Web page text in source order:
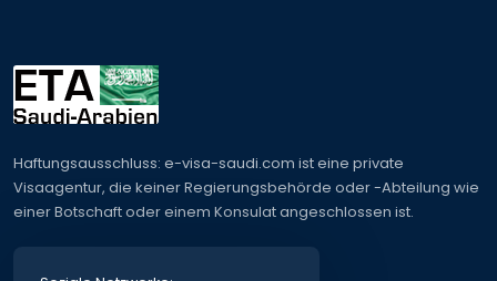
Haftungsausschluss: e-visa-saudi.com ist eine private
Visaagentur, die keiner Regierungsbehörde oder -Abteilung wie
einer Botschaft oder einem Konsulat angeschlossen ist.